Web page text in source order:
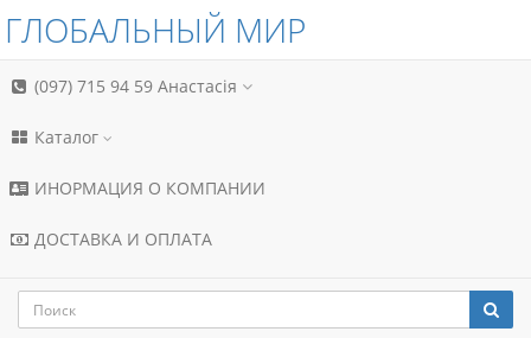
ГЛОБАЛЬНЫЙ МИР
(097) 715 94 59 Анастасія
Каталог
ИНОРМАЦИЯ О КОМПАНИИ
ДОСТАВКА И ОПЛАТА